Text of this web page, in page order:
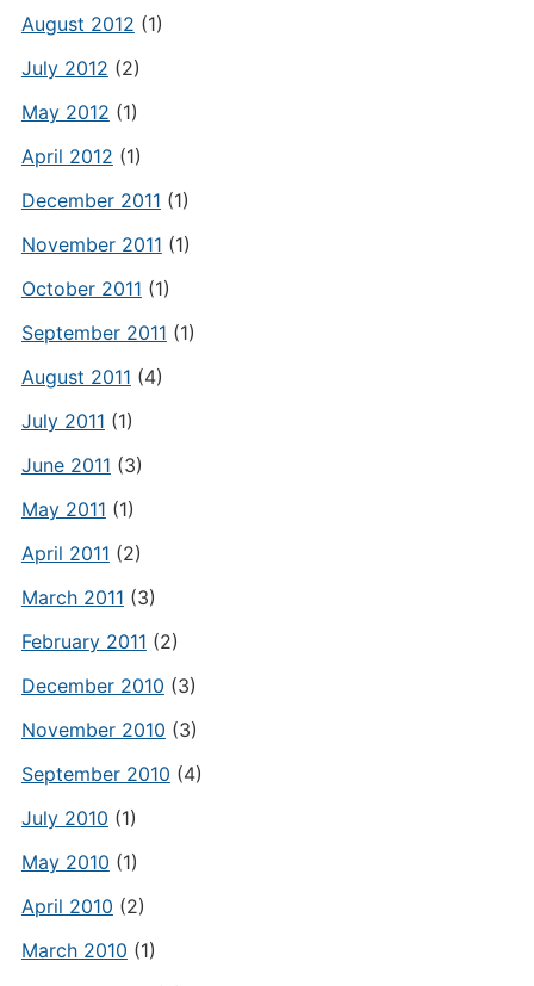
August 2012 (1)
July 2012 (2)
May 2012 (1)
April 2012 (1)
December 2011 (1)
November 2011 (1)
October 2011 (1)
September 2011 (1)
August 2011 (4)
July 2011 (1)
June 2011 (3)
May 2011 (1)
April 2011 (2)
March 2011 (3)
February 2011 (2)
December 2010 (3)
November 2010 (3)
September 2010 (4)
July 2010 (1)
May 2010 (1)
April 2010 (2)
March 2010 (1)